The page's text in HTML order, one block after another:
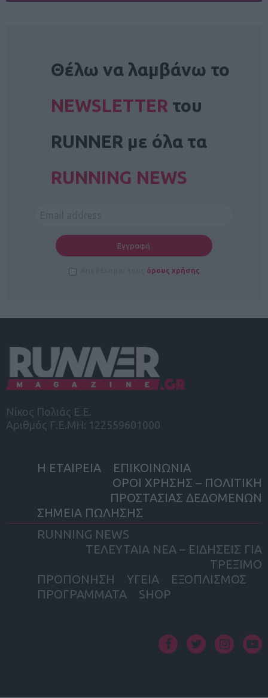
Θέλω να λαμβάνω το
NEWSLETTER του
RUNNER με όλα τα
RUNNING NEWS
όρους χρήσης
Νίκος Πολιάς Ε.Ε.
Αριθμός Γ.Ε.ΜΗ: 122559601000
Η ΕΤΑΙΡΕΙΑ
ΕΠΙΚΟΙΝΩΝΙΑ
ΟΡΟΙ ΧΡΗΣΗΣ – ΠΟΛΙΤΙΚΗ
ΠΡΟΣΤΑΣΙΑΣ ΔΕΔΟΜΕΝΩΝ
ΣΗΜΕΙΑ ΠΩΛΗΣΗΣ
RUNNING NEWS
ΤΕΛΕΥΤΑΙΑ ΝΕΑ – ΕΙΔΗΣΕΙΣ ΓΙΑ
ΤΡΕΞΙΜΟ
ΠΡΟΠΟΝΗΣΗ
ΥΓΕΙΑ
ΕΞΟΠΛΙΣΜΟΣ
ΠΡΟΓΡΑΜΜΑΤΑ
SHOP